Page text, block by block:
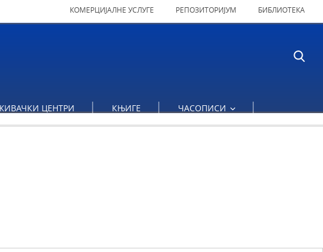
КОМЕРЦИЈАЛНЕ УСЛУГЕ РЕПОЗИТОРИЈУМ БИБЛИОТЕКА
ЦЕНТРИ КЊИГЕ ЧАСОПИСИ